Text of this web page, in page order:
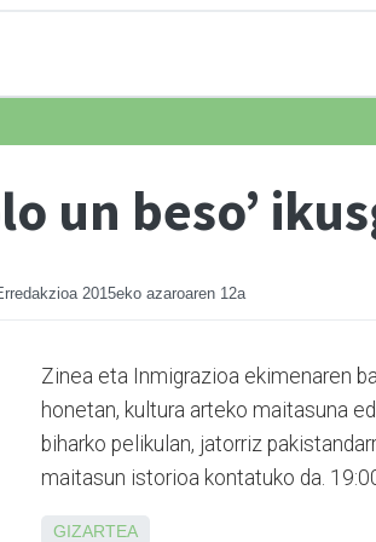
un beso’
2015eko azaroaren 12a
Zinea eta Inmigrazioa ekimenaren
honetan, kultura arteko maitasuna
biharko pelikulan, jatorriz
maitasun istorioa kontatuko da.
GIZARTEA